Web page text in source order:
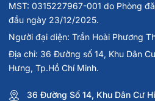
MST: 0315227967-001 do Phòng
đầu ngày 23/12/2025.
Người đại diện: Trần Hoài Phương
Địa chỉ: 36 Đường số 14, Khu Dân
Hưng, Tp.Hồ Chí Minh.
36 Đường Số 14, Khu Dân Cư